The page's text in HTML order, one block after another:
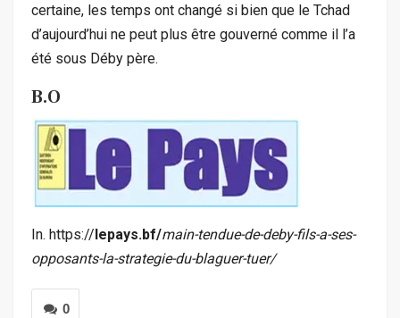
certaine, les temps ont changé si bien que le Tchad
d’aujourd’hui ne peut plus être gouverné comme il l’a
été sous Déby père.
B.O
In. https://lepays.bf/main-tendue-de-deby-fils-a-ses-
opposants-la-strategie-du-blaguer-tuer/
0